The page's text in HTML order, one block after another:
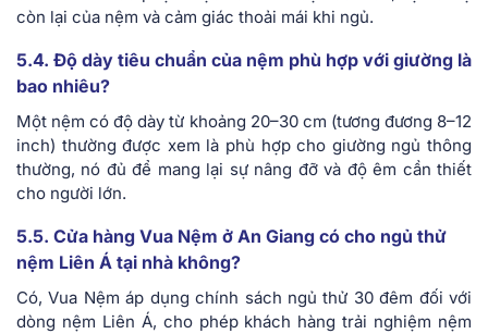
còn lại của nệm và cảm giác thoải mái khi ngủ.
5.4. Độ dày tiêu chuẩn của nệm phù hợp với giường là
bao nhiêu?
Một nệm có độ dày từ khoảng 20–30 cm (tương đương 8–12
inch) thường được xem là phù hợp cho giường ngủ thông
thường, nó đủ để mang lại sự nâng đỡ và độ êm cần thiết
cho người lớn.
5.5. Cửa hàng Vua Nệm ở An Giang có cho ngủ thử
nệm Liên Á tại nhà không?
Có, Vua Nệm áp dụng chính sách ngủ thử 30 đêm đối với
dòng nệm Liên Á, cho phép khách hàng trải nghiệm nệm